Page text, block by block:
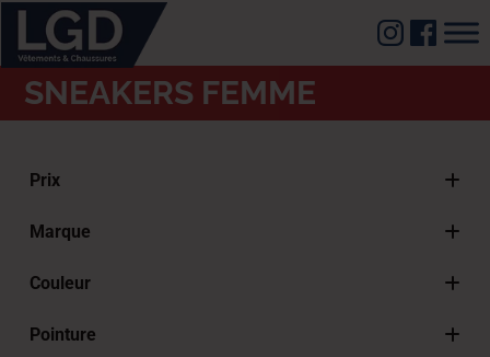
SNEAKERS FEMME
Prix
Marque
Piccadilly
Couleur
Beige
Pointure